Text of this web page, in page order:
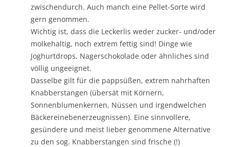
zwischendurch. Auch manch eine Pellet-Sorte wird
gern genommen.
Wichtig ist, dass die Leckerlis weder zucker- und/oder
molkehaltig, noch extrem fettig sind! Dinge wie
Joghurtdrops, Nagerschokolade oder ähnliches sind
völlig ungeeignet.
Dasselbe gilt für die pappsüßen, extrem nahrhaften
Knabberstangen (übersät mit Körnern,
Sonnenblumenkernen, Nüssen und irgendwelchen
Bäckereinebenerzeugnissen). Eine sinnvollere,
gesündere und meist lieber genommene Alternative
zu den sog. Knabberstangen sind frische (!)